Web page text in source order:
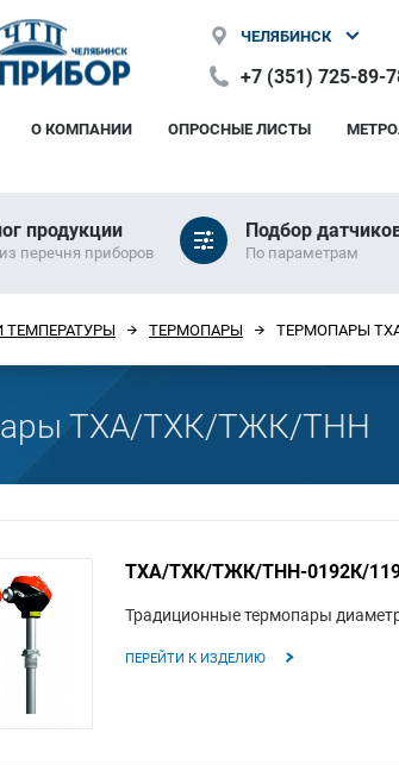
ЧЕЛЯБИНСК
+7 (351) 725-89-
О КОМПАНИИ ОПРОСНЫЕ ЛИСТЫ
продукции
перечня приборов
Подбор
По параметрам
ТЕМПЕРАТУРЫ ТЕРМОПАРЫ ТЕРМОПАРЫ
ТХА/ТХК/ТЖК/ТНН
ТХА/ТХК/ТЖК/ТНН-0192К/
Традиционные термопары
ПЕРЕЙТИ К ИЗДЕЛИЮ